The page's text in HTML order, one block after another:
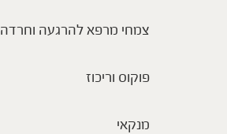
צמחי מרפא להרגעה וחרדה
פוקוס וריכוז
מנקאי